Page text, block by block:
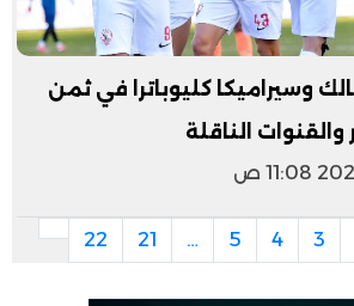
وسيراميكا كليوباترا في ثمن
الناقلة
3
4
5
…
21
22